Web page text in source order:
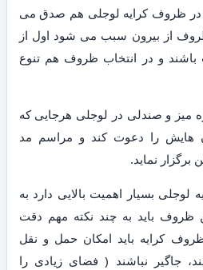
ظروف کرایه لوجلی هم صدق می
از بیرون سبب می شود اول از
و در انتخاب ظروف هم تنوع
میز و صندلی در لوجلی هرجایی که
هایش را دعوت کند و مراسم مد
نماید.
بسیار اهمیت بالایی دارد به
باید به چند نکته مهم دقت
کرایه باید امکان حمل و نقل
جاگیر نباشند ( فضای زیادی را